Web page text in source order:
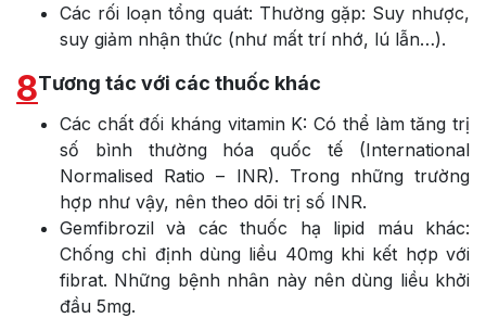
Các rối loạn tổng quát: Thường gặp: Suy nhược,
suy giảm nhận thức (như mất trí nhớ, lú lẫn…).
8Tương tác với các thuốc khác
Các chất đối kháng vitamin K: Có thể làm tăng trị
số bình thường hóa quốc tế (International
Normalised Ratio – INR). Trong những trường
hợp như vậy, nên theo dõi trị số INR.
Gemfibrozil và các thuốc hạ lipid máu khác:
Chống chỉ định dùng liều 40mg khi kết hợp với
fibrat. Những bệnh nhân này nên dùng liều khởi
đầu 5mg.